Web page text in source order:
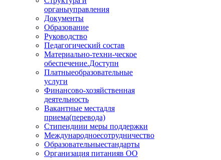
органыуправления
Документы
Образование
Руководство
Педагогический состав
Материально-техни-ческое
обеспечение.Доступн
Платныеобразовательные
услуги
Финансово-хозяйственная
деятельность
Вакантные местадля
приема(перевода)
Стипендиии меры поддержки
Международноесотрудничество
Образовательныестандарты
Организация питанияв ОО